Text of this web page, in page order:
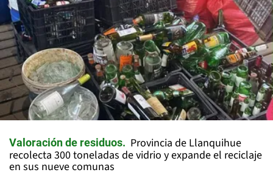
Valoración de residuos
Provincia de Llanquihue
recolecta 300 toneladas de vidrio y expande el reciclaje
en sus nueve comunas